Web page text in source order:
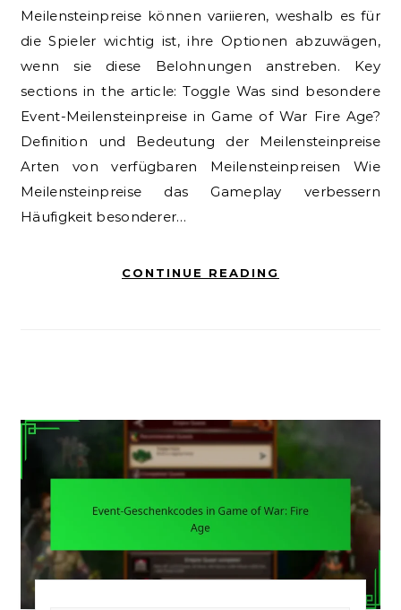
Meilensteinpreise können variieren, weshalb es für
die Spieler wichtig ist, ihre Optionen abzuwägen,
wenn sie diese Belohnungen anstreben. Key
sections in the article: Toggle Was sind besondere
Event-Meilensteinpreise in Game of War Fire Age?
Definition und Bedeutung der Meilensteinpreise
Arten von verfügbaren Meilensteinpreisen Wie
Meilensteinpreise das Gameplay verbessern
Häufigkeit besonderer…
CONTINUE READING